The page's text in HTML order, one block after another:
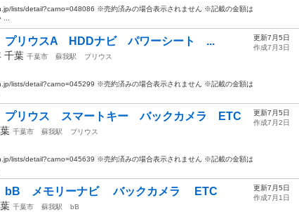
lists/detail?carno=048086 ※売約済みの場合表示されません ※記載の金額は
プリウスA HDDナビ パワーシート ...
千葉 千葉市 蘇我駅
プリウス
lists/detail?carno=045299 ※売約済みの場合表示されません ※記載の金額は
更新7月5日
作成7月3日
プリウス スマートキー バックカメラ ETC
千葉市 蘇我駅
プリウス
lists/detail?carno=045639 ※売約済みの場合表示されません ※記載の金額は
更新7月5日
作成7月2日
bB メモリーナビ バックカメラ ETC
千葉市 蘇我駅
bB
更新7月5日
作成7月1日